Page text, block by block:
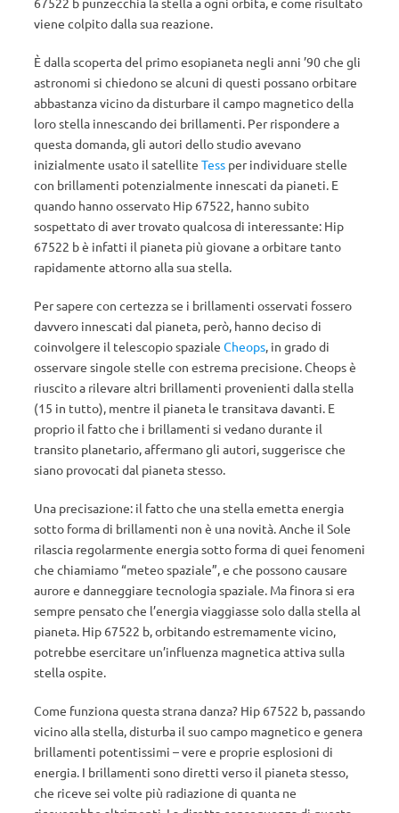
viene colpito dalla sua reazione.
È dalla scoperta del primo esopianeta negli anni ’90 che gli
astronomi si chiedono se alcuni di questi possano orbitare
abbastanza vicino da disturbare il campo magnetico della
loro stella innescando dei brillamenti. Per rispondere a
questa domanda, gli autori dello studio avevano
inizialmente usato il satellite Tess per individuare stelle
con brillamenti potenzialmente innescati da pianeti. E
quando hanno osservato Hip 67522, hanno subito
sospettato di aver trovato qualcosa di interessante: Hip
67522 b è infatti il pianeta più giovane a orbitare tanto
rapidamente attorno alla sua stella.
Per sapere con certezza se i brillamenti osservati fossero
davvero innescati dal pianeta, però, hanno deciso di
coinvolgere il telescopio spaziale Cheops, in grado di
osservare singole stelle con estrema precisione. Cheops è
riuscito a rilevare altri brillamenti provenienti dalla stella
(15 in tutto), mentre il pianeta le transitava davanti. E
proprio il fatto che i brillamenti si vedano durante il
transito planetario, affermano gli autori, suggerisce che
siano provocati dal pianeta stesso.
Una precisazione: il fatto che una stella emetta energia
sotto forma di brillamenti non è una novità. Anche il Sole
rilascia regolarmente energia sotto forma di quei fenomeni
che chiamiamo “meteo spaziale”, e che possono causare
aurore e danneggiare tecnologia spaziale. Ma finora si era
sempre pensato che l’energia viaggiasse solo dalla stella al
pianeta. Hip 67522 b, orbitando estremamente vicino,
potrebbe esercitare un’influenza magnetica attiva sulla
stella ospite.
Come funziona questa strana danza? Hip 67522 b, passando
vicino alla stella, disturba il suo campo magnetico e genera
brillamenti potentissimi – vere e proprie esplosioni di
energia. I brillamenti sono diretti verso il pianeta stesso,
che riceve sei volte più radiazione di quanta ne